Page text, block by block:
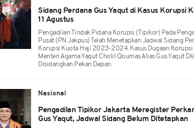
Sidang Perdana Gus Yaqut di Kasus Korupsi
11 Agustus
Pengadilan Tindak Pidana Korupsi (Tipikor) Pada
Pusat (PN Jakpus) Telah Menetapkan Jadwal Sidang
Korupsi Kuota Haji 2023-2024. Kasus Dugaan Korupsi
Menteri Agama Yaqut Cholil Qoumas Alias Gus Yaqut
Disidangkan Pekan Depan.
Nasional
Pengadilan Tipikor Jakarta Meregister
Gus Yaqut, Jadwal Sidang Belum Ditetapkan